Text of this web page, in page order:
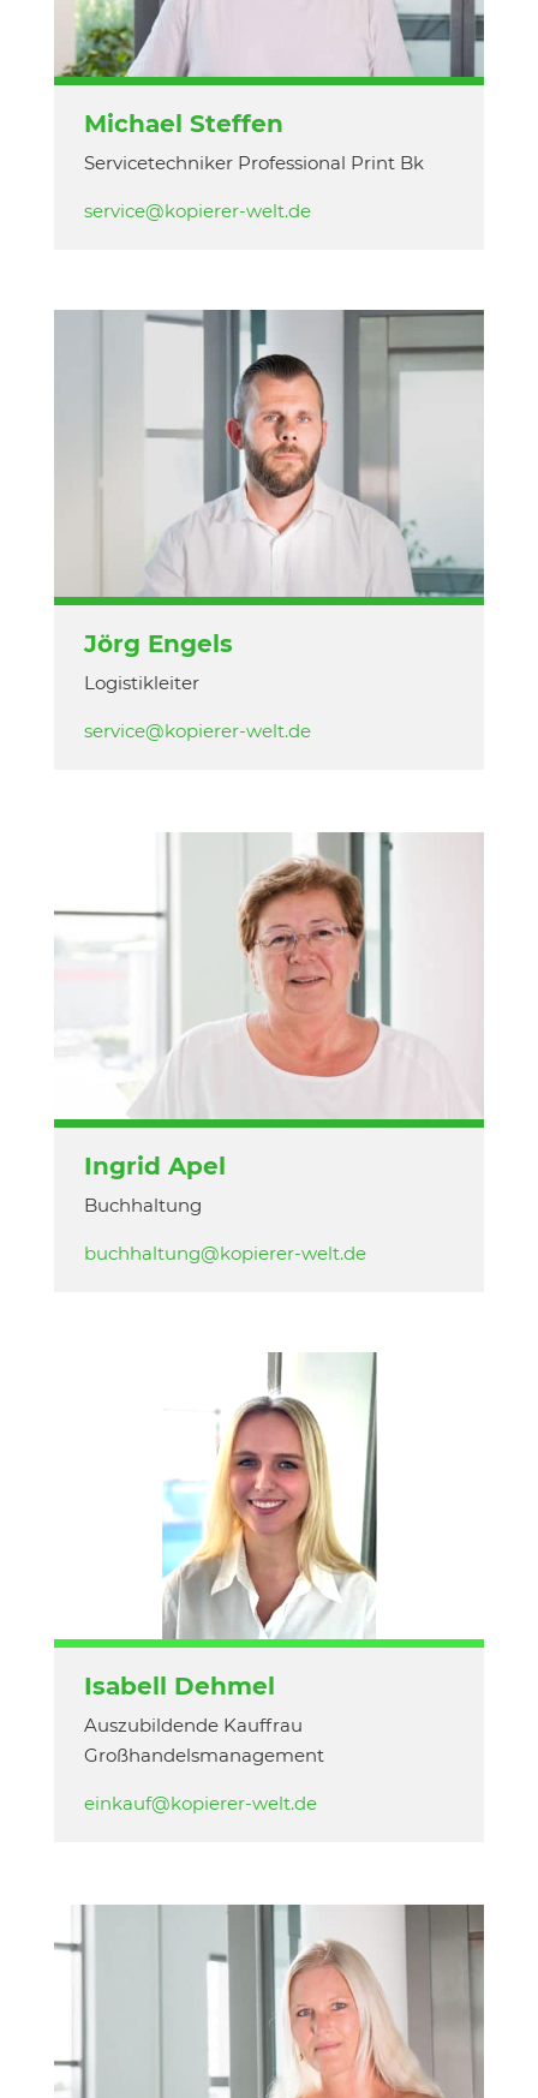
Michael Steffen
Servicetechniker Professional Print Bk
service@kopierer-welt.de
Jörg Engels
Logistikleiter
service@kopierer-welt.de
Ingrid Apel
Buchhaltung
buchhaltung@kopierer-welt.de
Isabell Dehmel
Auszubildende Kauffrau
Großhandelsmanagement
einkauf@kopierer-welt.de